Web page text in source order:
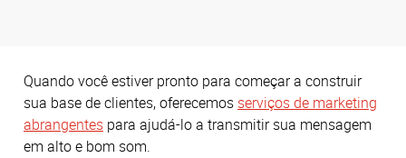
Quando você estiver pronto para começar a construir
sua base de clientes, oferecemos serviços de marketing
abrangentes para ajudá-lo a transmitir sua mensagem
em alto e bom som.